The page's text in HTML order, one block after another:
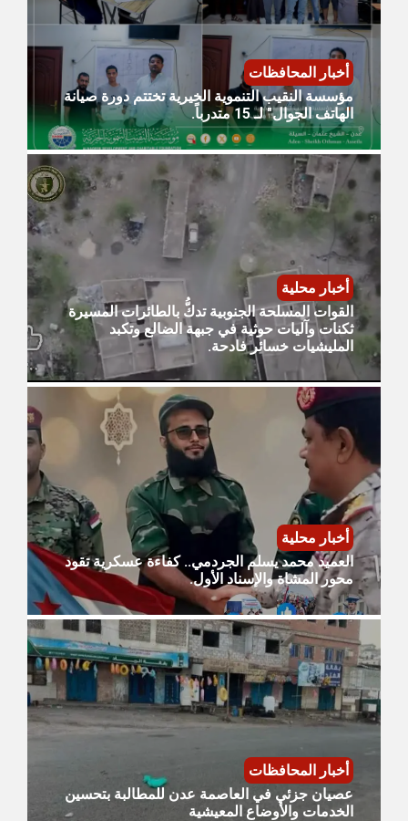
أخبار المحافظات
مؤسسة النقيب التنموية الخيرية تختتم دورة صيانة
الهاتف الجوال" لـ 15 متدرباً.
أخبار محلية
القوات المسلحة الجنوبية تدكُّ بالطائرات المسيرة
ثكنات وآليات حوثية في جبهة الضالع وتكبد
المليشيات خسائر فادحة.
أخبار محلية
العميد محمد يسلم الجردمي.. كفاءة عسكرية تقود
محور المشاة والإسناد الأول.
أخبار المحافظات
عصيان جزئي في العاصمة عدن للمطالبة بتحسين
الخدمات والأوضاع المعيشية